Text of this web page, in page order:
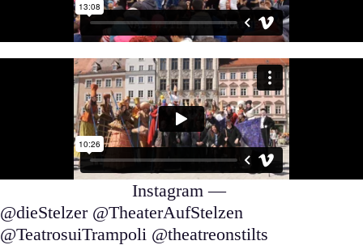
Instagram —
@dieStelzer @TheaterAufStelzen
@TeatrosuiTrampoli @theatreonstilts